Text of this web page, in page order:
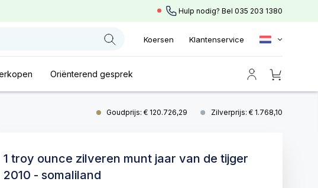
Hulp nodig? Bel 035 203 1380
Koersen Klantenservice
Oriënterend gesprek
Goudprijs: € 120.726,29 Zilverprijs: € 1.768,10
1 troy ounce zilveren munt jaar van de tijger
2010 - somaliland